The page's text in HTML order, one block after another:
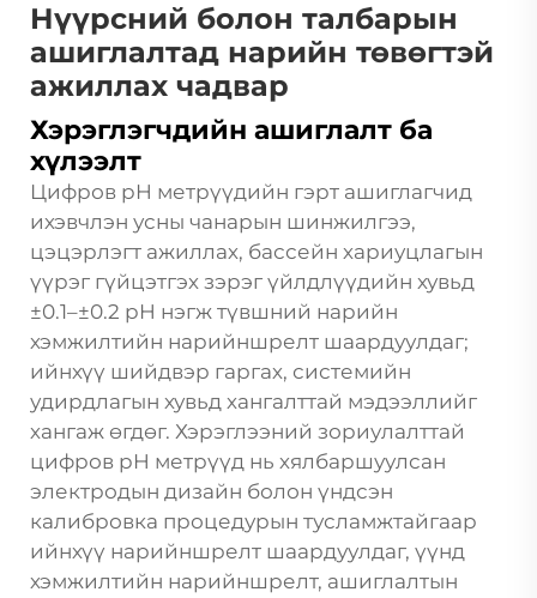
Нүүрсний болон талбарын
ашиглалтад нарийн төвөгтэй
ажиллах чадвар
Хэрэглэгчдийн ашиглалт ба
хүлээлт
Цифров pH метрүүдийн гэрт ашиглагчид
ихэвчлэн усны чанарын шинжилгээ,
цэцэрлэгт ажиллах, бассейн хариуцлагын
үүрэг гүйцэтгэх зэрэг үйлдлүүдийн хувьд
±0.1–±0.2 pH нэгж түвшний нарийн
хэмжилтийн нарийншрелт шаардуулдаг;
ийнхүү шийдвэр гаргах, системийн
удирдлагын хувьд хангалттай мэдээллийг
хангаж өгдөг. Хэрэглээний зориулалттай
цифров pH метрүүд нь хялбаршуулсан
электродын дизайн болон үндсэн
калибровка процедурын тусламжтайгаар
ийнхүү нарийншрелт шаардуулдаг, үүнд
хэмжилтийн нарийншрелт, ашиглалтын